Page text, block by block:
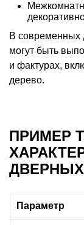
В современных
могут быть
и фактурах,
дерево.
ПРИМЕР
Параметр